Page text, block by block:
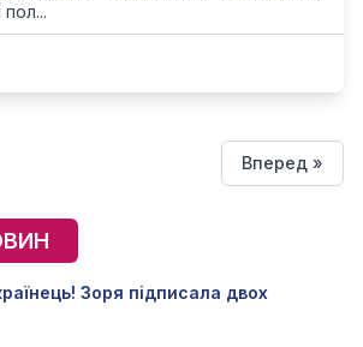
Вперед »
Зоря підписала двох